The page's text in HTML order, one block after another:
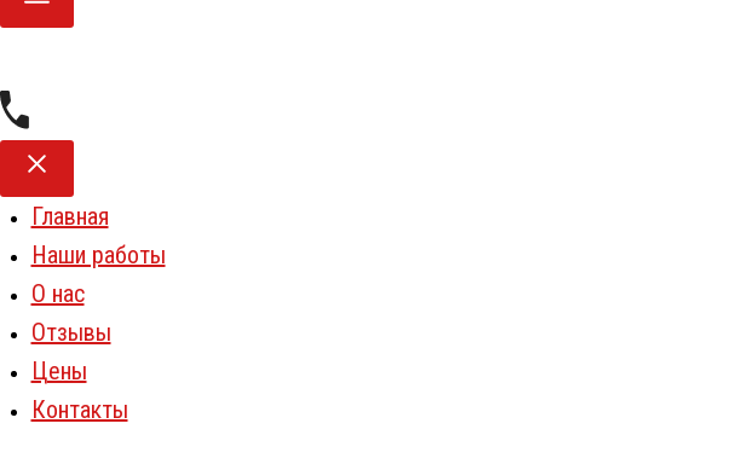
Главная
Наши работы
О нас
Отзывы
Цены
Контакты